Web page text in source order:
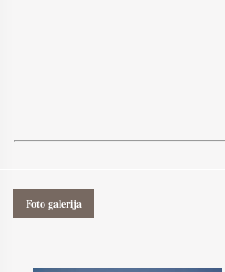
Foto galerija